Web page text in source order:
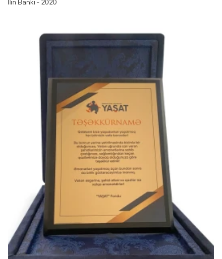
İlin Bankı - 2020